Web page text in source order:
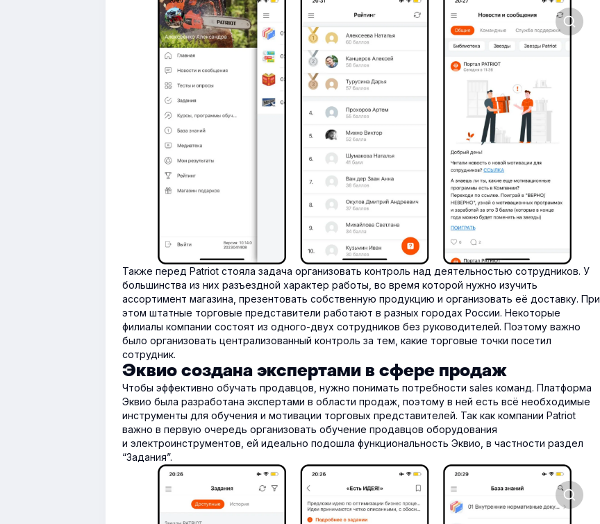
Также перед Patriot стояла задача организовать контроль над деятельностью сотрудников. У
большинства из них разъездной характер работы, во время которой нужно изучить
ассортимент магазина, презентовать собственную продукцию и организовать её доставку. При
этом штатные торговые представители работают в разных городах России. Некоторые
филиалы компании состоят из одного-двух сотрудников без руководителей. Поэтому важно
было организовать централизованный контроль за тем, какие торговые точки посетил
сотрудник.
Эквио создана экспертами в сфере продаж
Чтобы эффективно обучать продавцов, нужно понимать потребности sales команд. Платформа
Эквио была разработана экспертами в области продаж, поэтому в ней есть всё необходимые
инструменты для обучения и мотивации торговых представителей. Так как компании Patriot
важно в первую очередь организовать обучение продавцов оборудования
и электроинструментов, ей идеально подошла функциональность Эквио, в частности раздел
“Задания”.